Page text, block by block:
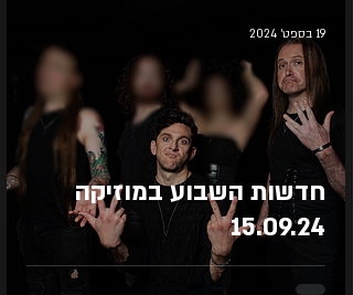
חדשות השבוע במוזיקה
15.09.24
19 בספט׳ 2024